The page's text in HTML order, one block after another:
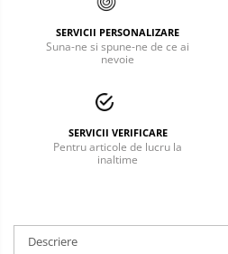
Pantofi de protectie
Sandale de protectie
Bocanci de protectie
Cizme de protectie
Incaltaminte ESD
SERVICII PERSONALIZARE
Suna-ne si spune-ne de ce ai
nevoie
SERVICII VERIFICARE
Pentru articole de lucru la
inaltime
Descriere